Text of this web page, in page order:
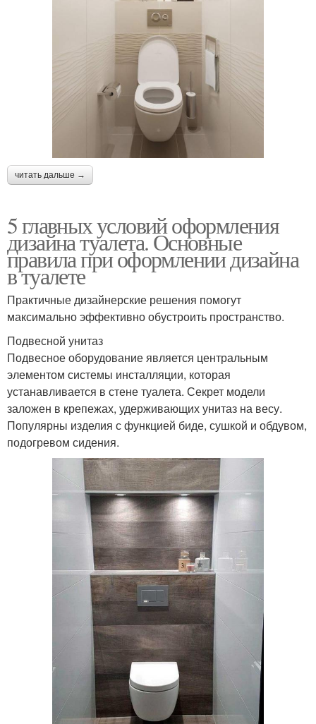
читать дальше →
5 главных условий оформления
дизайна туалета. Основные
правила при оформлении дизайна
в туалете
Практичные дизайнерские решения помогут
максимально эффективно обустроить пространство.
Подвесной унитаз
Подвесное оборудование является центральным
элементом системы инсталляции, которая
устанавливается в стене туалета. Секрет модели
заложен в крепежах, удерживающих унитаз на весу.
Популярны изделия с функцией биде, сушкой и обдувом,
подогревом сидения.